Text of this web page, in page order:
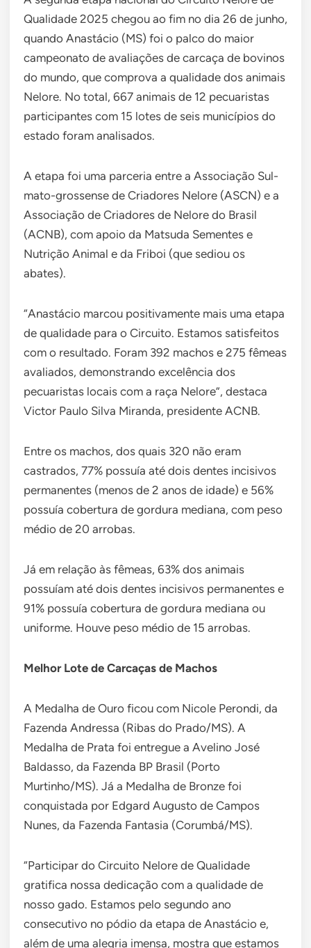
Qualidade 2025 chegou ao fim no dia 26 de junho,
quando Anastácio (MS) foi o palco do maior
campeonato de avaliações de carcaça de bovinos
do mundo, que comprova a qualidade dos animais
Nelore. No total, 667 animais de 12 pecuaristas
participantes com 15 lotes de seis municípios do
estado foram analisados.
A etapa foi uma parceria entre a Associação Sul-
mato-grossense de Criadores Nelore (ASCN) e a
Associação de Criadores de Nelore do Brasil
(ACNB), com apoio da Matsuda Sementes e
Nutrição Animal e da Friboi (que sediou os
abates).
“Anastácio marcou positivamente mais uma etapa
de qualidade para o Circuito. Estamos satisfeitos
com o resultado. Foram 392 machos e 275 fêmeas
avaliados, demonstrando excelência dos
pecuaristas locais com a raça Nelore”, destaca
Victor Paulo Silva Miranda, presidente ACNB.
Entre os machos, dos quais 320 não eram
castrados, 77% possuía até dois dentes incisivos
permanentes (menos de 2 anos de idade) e 56%
possuía cobertura de gordura mediana, com peso
médio de 20 arrobas.
Já em relação às fêmeas, 63% dos animais
possuíam até dois dentes incisivos permanentes e
91% possuía cobertura de gordura mediana ou
uniforme. Houve peso médio de 15 arrobas.
Melhor Lote de Carcaças de Machos
A Medalha de Ouro ficou com Nicole Perondi, da
Fazenda Andressa (Ribas do Prado/MS). A
Medalha de Prata foi entregue a Avelino José
Baldasso, da Fazenda BP Brasil (Porto
Murtinho/MS). Já a Medalha de Bronze foi
conquistada por Edgard Augusto de Campos
Nunes, da Fazenda Fantasia (Corumbá/MS).
“Participar do Circuito Nelore de Qualidade
gratifica nossa dedicação com a qualidade de
nosso gado. Estamos pelo segundo ano
consecutivo no pódio da etapa de Anastácio e,
além de uma alegria imensa, mostra que estamos